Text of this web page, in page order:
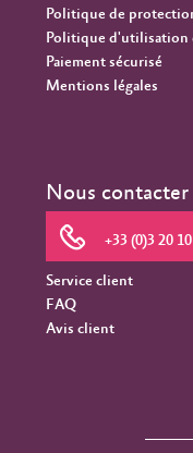
Politique de
Politique d'utilisation
Paiement sécurisé
Mentions légales
Nous contacter
+33 (0)3 20
Service client
FAQ
Avis client